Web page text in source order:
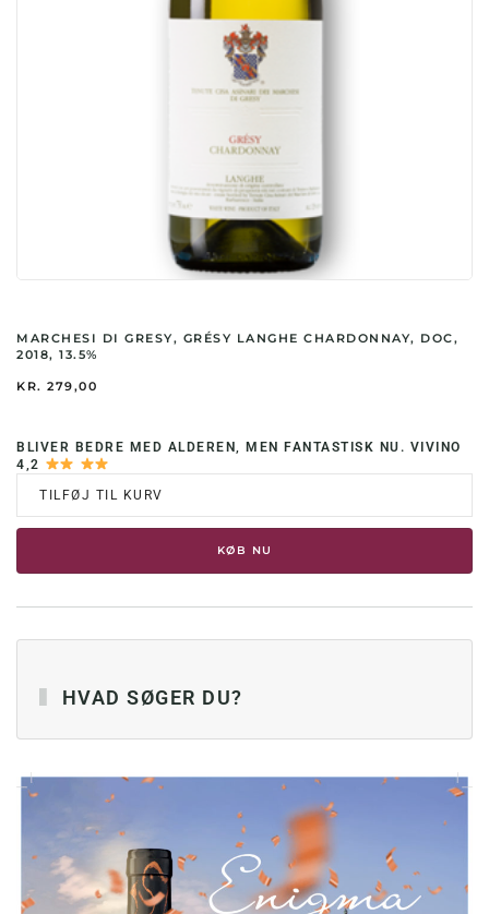
MARCHESI DI GRESY, GRÉSY LANGHE CHARDONNAY, DOC,
2018, 13.5%
KR. 279,00
BLIVER BEDRE MED ALDEREN, MEN FANTASTISK NU. VIVINO
4,2
TILFØJ TIL KURV
KØB NU
HVAD SØGER DU?